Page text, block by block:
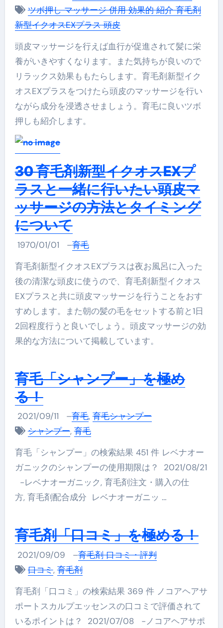
ツボ押し マッサージ 併用 効果的 紹介 育毛剤
新型イクオスEXプラス 頭皮
頭皮マッサージを行えば血行が促進されて髪に栄
養がいきやすくなります。また気持ちが良いので
リラックス効果ももたらします。育毛剤新型イク
オスEXプラスをつけたら頭皮のマッサージを行い
ながら成分を浸透させましょう。育毛に良いツボ
押しも紹介します。
30 育毛剤新型イクオスEXプ
ラスと一緒に行いたい頭皮マ
ッサージの方法とタイミング
について
1970/01/01 –育毛
育毛剤新型イクオスEXプラスは夜お風呂に入った
後の清潔な頭皮に使うので、育毛剤新型イクオス
EXプラスと共に頭皮マッサージを行うことをおす
すめします。また朝の髪の毛をセットする前と1日
2回程度行うと良いでしょう。頭皮マッサージの効
果的な方法について掲載しています。
育毛「シャンプー」を極め
る！
2021/09/11 –育毛,育毛シャンプー
シャンプー,育毛
育毛「シャンプー」の検索結果 451 件 レベナオー
ガニックのシャンプーの使用期限は？ 2021/08/21
-レベナオーガニック, 育毛剤注文・購入の仕
方, 育毛剤配合成分 レベナオーガニッ …
育毛剤「口コミ」を極める！
2021/09/09 –育毛剤 口コミ・評判
口コミ,育毛剤
育毛剤「口コミ」の検索結果 369 件 ノコアヘアサ
ポートスカルプエッセンスの口コミで評価されて
いるポイントは？ 2021/07/08 -ノコアヘアサポ